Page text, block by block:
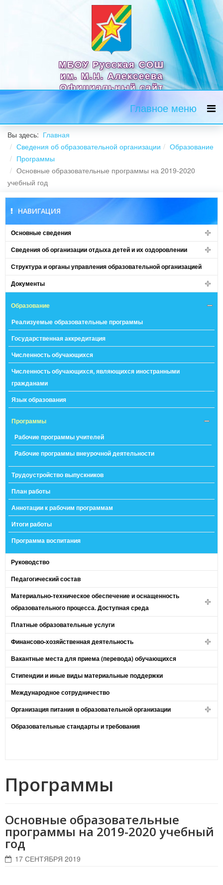
МБОУ Русская СОШ
им. М.Н. Алексеева
Официальный сайт
Главное меню
Вы здесь: Главная
Сведения об образовательной организации
Образование
Программы
Основные образовательные программы на 2019-2020
учебный год
НАВИГАЦИЯ
Основные сведения
Сведения об организации отдыха детей и их оздоровлении
Структура и органы управления образовательной организацией
Документы
Образование
Реализуемые образовательные программы
Государственная аккредитация
Численность обучающихся
Численность обучающихся, являющихся иностранными
гражданами
Язык образования
Программы
Рабочие программы учителей
Рабочие программы внеурочной деятельности
Трудоустройство выпускников
План работы
Аннотации к рабочим программам
Итоги работы
Программа воспитания
Руководство
Педагогический состав
Материально-техническое обеспечение и оснащенность
образовательного процесса. Доступная среда
Платные образовательные услуги
Финансово-хозяйственная деятельность
Вакантные места для приема (перевода) обучающихся
Стипендии и иные виды материальные поддержки
Международное сотрудничество
Организация питания в образовательной организации
Образовательные стандарты и требования
Программы
Основные образовательные
программы на 2019-2020 учебный
год
17 СЕНТЯБРЯ 2019